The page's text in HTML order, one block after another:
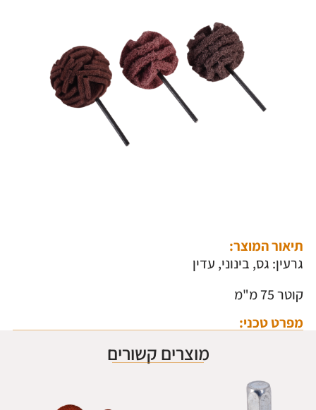
תיאור המוצר:
גרעין: גס, בינוני, עדין
קוטר 75 מ"מ
מפרט טכני:
מוצרים קשורים